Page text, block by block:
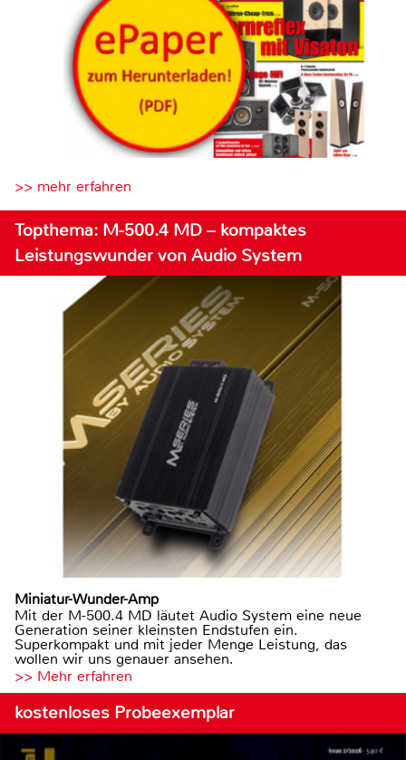
>> mehr erfahren
Topthema: M-500.4 MD – kompaktes
Leistungswunder von Audio System
Miniatur-Wunder-Amp
Mit der M-500.4 MD läutet Audio System eine neue
Generation seiner kleinsten Endstufen ein.
Superkompakt und mit jeder Menge Leistung, das
wollen wir uns genauer ansehen.
>> Mehr erfahren
kostenloses Probeexemplar